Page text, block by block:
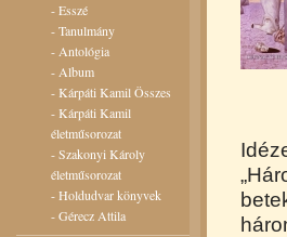
-Esszé
-Tanulmány
- Antológia
- Album
-Kárpáti Kamil Összes
-Kárpáti Kamil
életműsorozat
-Szakonyi Károly
életműsorozat
-Holdudvar könyvek
-Gérecz Attila